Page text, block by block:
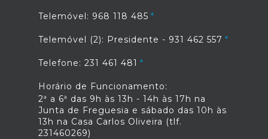
Telemóvel: 968 118 485
Telemóvel (2): Presidente - 931 462 557
Telefone: 231 461 481
Horário de Funcionamento:
2ª a 6ª das 9h às 13h - 14h às 17h na
Junta de Freguesia e sábado das 10h às
13h na Casa Carlos Oliveira (tlf.
231460269)